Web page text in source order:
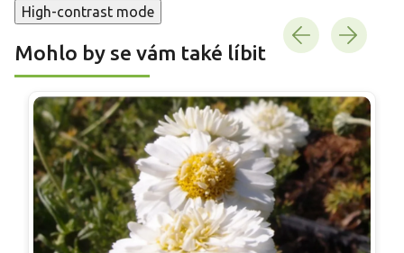
High-contrast mode
Mohlo by se vám také líbit